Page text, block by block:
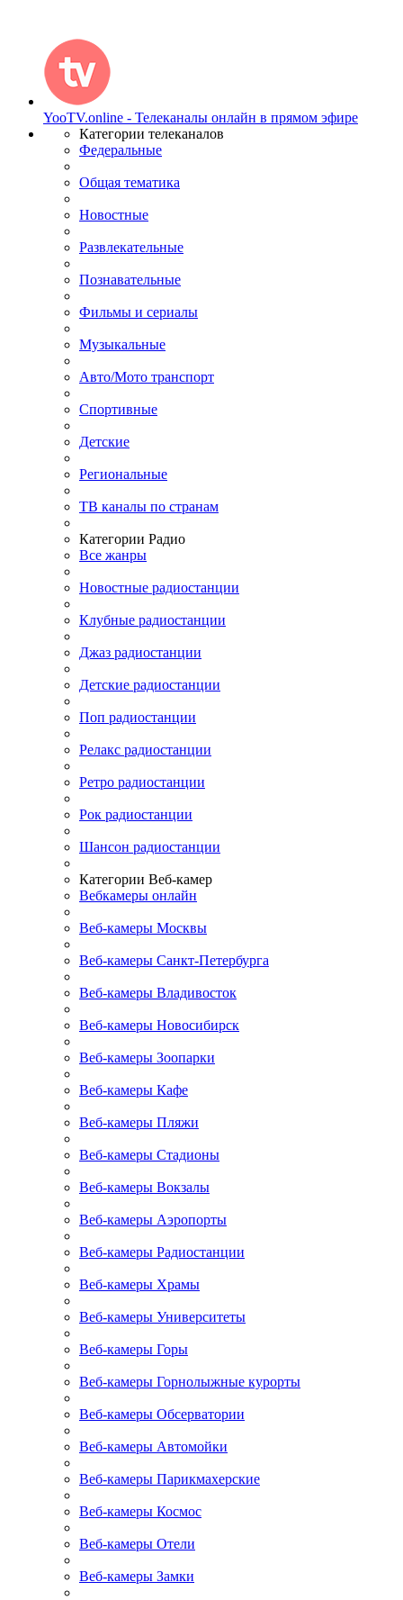
YooTV.online - Телеканалы онлайн в прямом эфире
Категории телеканалов
Федеральные
Общая тематика
Новостные
Развлекательные
Познавательные
Фильмы и сериалы
Музыкальные
Авто/Мото транспорт
Спортивные
Детские
Региональные
ТВ каналы по странам
Категории Радио
Все жанры
Новостные радиостанции
Клубные радиостанции
Джаз радиостанции
Детские радиостанции
Поп радиостанции
Релакс радиостанции
Ретро радиостанции
Рок радиостанции
Шансон радиостанции
Категории Веб-камер
Вебкамеры онлайн
Веб-камеры Москвы
Веб-камеры Санкт-Петербурга
Веб-камеры Владивосток
Веб-камеры Новосибирск
Веб-камеры Зоопарки
Веб-камеры Кафе
Веб-камеры Пляжи
Веб-камеры Стадионы
Веб-камеры Вокзалы
Веб-камеры Аэропорты
Веб-камеры Радиостанции
Веб-камеры Храмы
Веб-камеры Университеты
Веб-камеры Горы
Веб-камеры Горнолыжные курорты
Веб-камеры Обсерватории
Веб-камеры Автомойки
Веб-камеры Парикмахерские
Веб-камеры Космос
Веб-камеры Отели
Веб-камеры Замки